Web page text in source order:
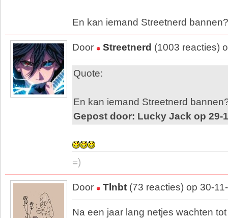
En kan iemand Streetnerd bannen?
Door Streetnerd (1003 reacties)
Quote:
En kan iemand Streetnerd
Gepost door: Lucky Jack op 29-
=)
Door Tlnbt (73 reacties) op 30-
Na een jaar lang netjes wachten